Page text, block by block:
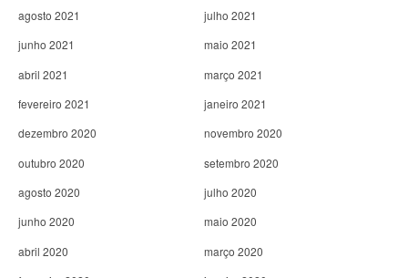
agosto 2021
julho 2021
junho 2021
maio 2021
abril 2021
março 2021
fevereiro 2021
janeiro 2021
dezembro 2020
novembro 2020
outubro 2020
setembro 2020
agosto 2020
julho 2020
junho 2020
maio 2020
abril 2020
março 2020